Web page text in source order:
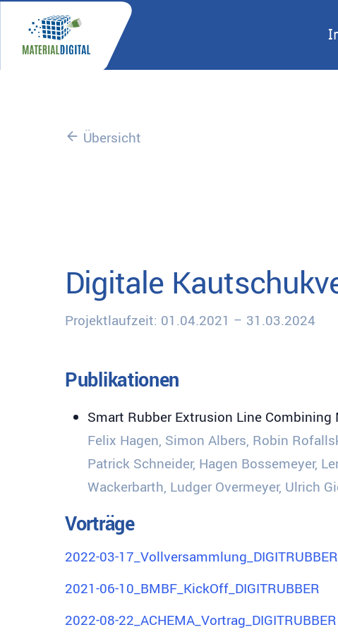
Übersicht
Digitale
Projektlaufzeit: 01.04.2021 – 31.03.2024
Publikationen
Smart Rubber Extrusion Line
Felix Hagen, Simon Albers, Robin
Patrick Schneider, Hagen Bossemeyer,
Wackerbarth, Ludger Overmeyer, Ulrich
Vorträge
2022-03-17_Vollversammlung_DIGITRUBBER
2021-06-10_BMBF_KickOff_DIGITRUBBER
2022-08-22_ACHEMA_Vortrag_DIGITRUBBER